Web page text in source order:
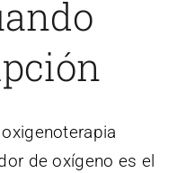
de oxígeno es el